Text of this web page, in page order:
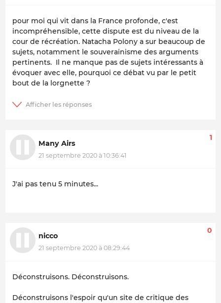
pour moi qui vit dans la France profonde, c'est
incompréhensible, cette dispute est du niveau de la
cour de récréation. Natacha Polony a sur beaucoup de
sujets, notamment le souverainisme des arguments
pertinents. Il ne manque pas de sujets intéressants à
évoquer avec elle, pourquoi ce débat vu par le petit
bout de la lorgnette ?
Many Airs
21 septembre 2020 à 10:36:41
1
J'ai pas tenu 5 minutes...
nicco
21 septembre 2020 à 08:29:44
0
Déconstruisons. Déconstruisons.
Déconstruisons l'espoir qu'un site de critique des